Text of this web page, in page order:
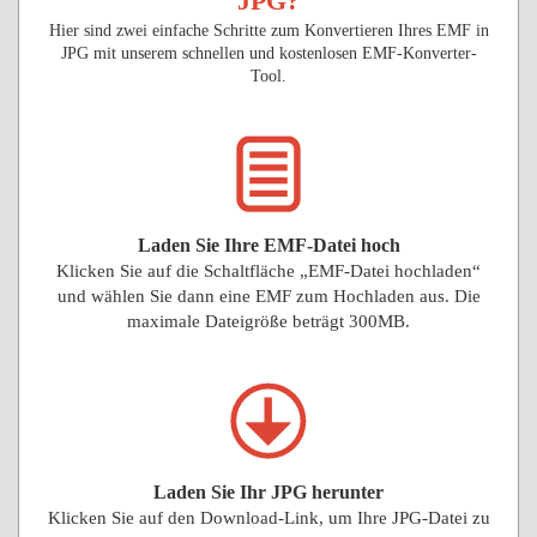
Hier sind zwei einfache Schritte zum Konvertieren Ihres EMF in
JPG mit unserem schnellen und kostenlosen EMF-Konverter-
Tool.
Laden Sie Ihre EMF-Datei hoch
Klicken Sie auf die Schaltfläche „EMF-Datei hochladen“
und wählen Sie dann eine EMF zum Hochladen aus. Die
maximale Dateigröße beträgt 300MB.
Laden Sie Ihr JPG herunter
Klicken Sie auf den Download-Link, um Ihre JPG-Datei zu